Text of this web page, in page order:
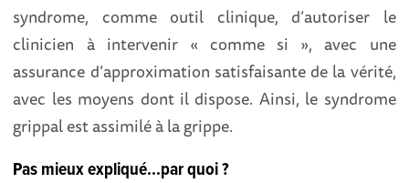
syndrome, comme outil clinique, d’autoriser le
clinicien à intervenir « comme si », avec une
assurance d’approximation satisfaisante de la vérité,
avec les moyens dont il dispose. Ainsi, le syndrome
grippal est assimilé à la grippe.
Pas mieux expliqué...par quoi ?